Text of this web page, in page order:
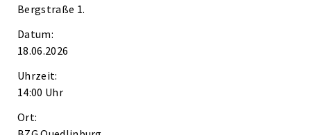
Bergstraße 1.
Datum:
18.06.2026
Uhrzeit:
14:00 Uhr
Ort: